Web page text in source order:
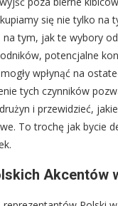
się nie tylko na
tym, jak te wybory
potencjalne
wpłynąć na
tych czynników
i przewidzieć,
To trochę jak bycie
Akcentów